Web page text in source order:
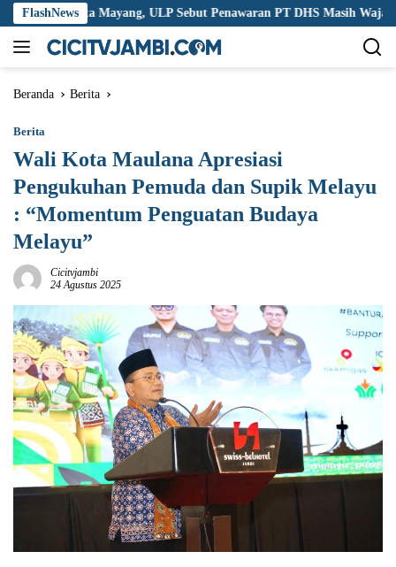
Langsung
ke
konten
FlashNews
Mayang, ULP Sebut Penawaran PT DHS Masih Wajar
Beranda Berita
Berita
Wali Kota Maulana Apresiasi
Pengukuhan Pemuda dan Supik Melayu
: “Momentum Penguatan Budaya
Melayu”
Cicitvjambi
24 Agustus 2025